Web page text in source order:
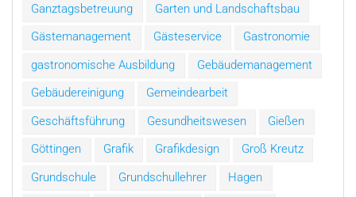
Ganztagsbetreuung
Garten und Landschaftsbau
Gästemanagement
Gästeservice
Gastronomie
gastronomische Ausbildung
Gebäudemanagement
Gebäudereinigung
Gemeindearbeit
Geschäftsführung
Gesundheitswesen
Gießen
Göttingen
Grafik Grafikdesign
Groß Kreutz
Grundschule
Grundschullehrer
Hagen